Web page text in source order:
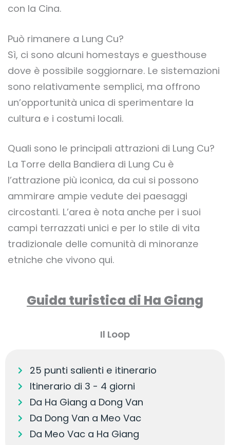
con la Cina.
Può rimanere a Lung Cu?
Sì, ci sono alcuni homestays e guesthouse
dove è possibile soggiornare. Le sistemazioni
sono relativamente semplici, ma offrono
un’opportunità unica di sperimentare la
cultura e i costumi locali.
Quali sono le principali attrazioni di Lung Cu?
La Torre della Bandiera di Lung Cu è
l’attrazione più iconica, da cui si possono
ammirare ampie vedute dei paesaggi
circostanti. L’area è nota anche per i suoi
campi terrazzati unici e per lo stile di vita
tradizionale delle comunità di minoranze
etniche che vivono qui.
Guida turistica di Ha Giang
Il Loop
25 punti salienti e itinerario
Itinerario di 3 - 4 giorni
Da Ha Giang a Dong Van
Da Dong Van a Meo Vac
Da Meo Vac a Ha Giang